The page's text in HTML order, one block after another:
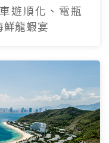
遊順化、電瓶
龍蝦宴